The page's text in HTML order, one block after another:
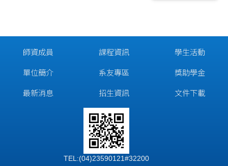
師資成員
單位簡介
最新消息
課程資訊
系友專區
招生資訊
學生活動
獎助學金
文件下載
TEL:(04)23590121#32200